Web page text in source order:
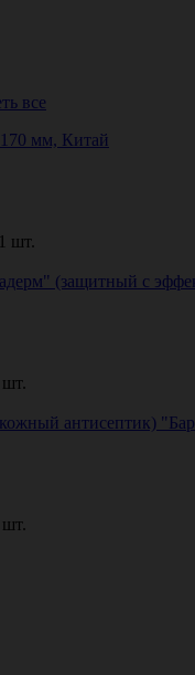
все
170 мм, Китай
шт.
(защитный с
антисептик)